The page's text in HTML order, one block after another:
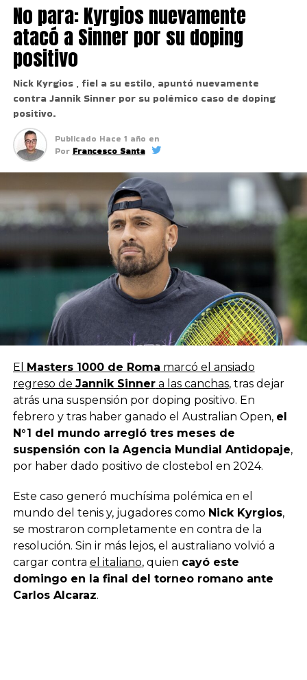
No para: Kyrgios nuevamente
atacó a Sinner por su doping
positivo
Nick Kyrgios , fiel a su estilo, apuntó nuevamente
contra Jannik Sinner por su polémico caso de doping
positivo.
Publicado Hace 1 año en
Por Francesco Santa
El Masters 1000 de Roma marcó el ansiado
regreso de Jannik Sinnera las canchas, tras dejar
atrás una suspensión por doping positivo. En
febrero y tras haber ganado el Australian Open, el
N°1 del mundo arregló tres meses de
suspensión con la Agencia Mundial Antidopaje,
por haber dado positivo de clostebol en 2024.
Este caso generó muchísima polémica en el
mundo del tenis y, jugadores como Nick Kyrgios,
se mostraron completamente en contra de la
resolución. Sin ir más lejos, el australiano volvió a
cargar contra el italiano, quien cayó este
domingo en la final del torneo romano ante
Carlos Alcaraz.